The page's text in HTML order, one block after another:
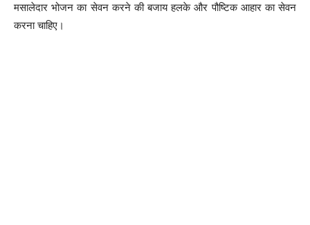
मसालेदार भोजन का सेवन करने की बजाय हलके और पौष्टिक आहार का सेवन
करना चाहिए।